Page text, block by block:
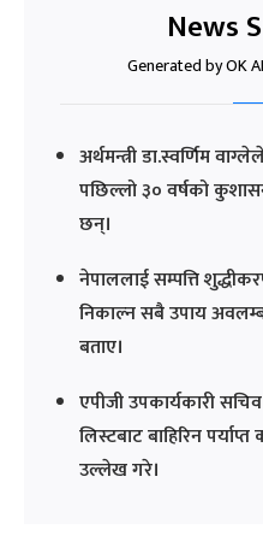
News
Generated by OK
अर्थमन्त्री डा.स्वर्णिम
पछिल्लो ३० वर्षको
छन्।
नेपाललाई सम्पत्ति
निकाल्न सबै उपाय
बताए।
एपीजी उपकार्यकारी
लिस्टबाट बाहिरिन
उल्लेख गरे।